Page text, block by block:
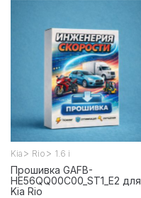
Kia > Rio > 1.6 i
Прошивка GAFB-
HE56QQ00C00_ST1_E2 для
Kia Rio